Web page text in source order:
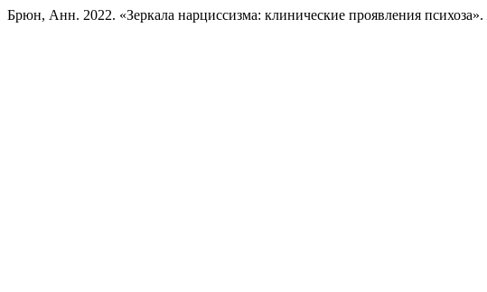
Брюн, Анн. 2022. «Зеркала нарциссизма: клинические проявления психоза».